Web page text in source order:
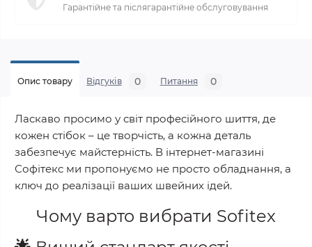
Гарантійне та післягарантійне обслуговування
Опис товару Відгуків 0 Питання 0
Ласкаво просимо у світ професійного шиття, де
кожен стібок – це творчість, а кожна деталь
забезпечує майстерність. В інтернет-магазині
Софітекс ми пропонуємо не просто обладнання, а
ключ до реалізації ваших швейних ідей.
Чому варто вибрати Sofitex